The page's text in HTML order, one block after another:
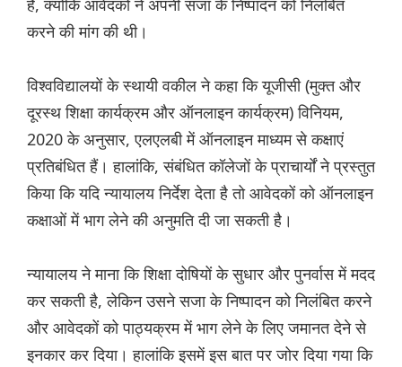
हैं, क्योंकि आवेदकों ने अपनी सजा के निष्पादन को निलंबित
करने की मांग की थी।
विश्वविद्यालयों के स्थायी वकील ने कहा कि यूजीसी (मुक्त और
दूरस्थ शिक्षा कार्यक्रम और ऑनलाइन कार्यक्रम) विनियम,
2020 के अनुसार, एलएलबी में ऑनलाइन माध्यम से कक्षाएं
प्रतिबंधित हैं। हालांकि, संबंधित कॉलेजों के प्राचार्यों ने प्रस्तुत
किया कि यदि न्यायालय निर्देश देता है तो आवेदकों को ऑनलाइन
कक्षाओं में भाग लेने की अनुमति दी जा सकती है।
न्यायालय ने माना कि शिक्षा दोषियों के सुधार और पुनर्वास में मदद
कर सकती है, लेकिन उसने सजा के निष्पादन को निलंबित करने
और आवेदकों को पाठ्यक्रम में भाग लेने के लिए जमानत देने से
इनकार कर दिया। हालांकि इसमें इस बात पर जोर दिया गया कि